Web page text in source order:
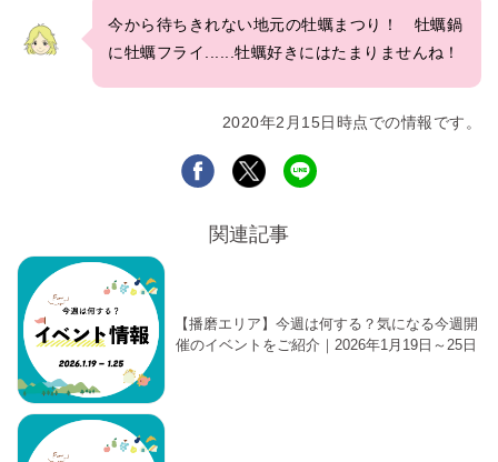
今から待ちきれない地元の牡蠣まつり！ 牡蠣鍋
に牡蠣フライ......牡蠣好きにはたまりませんね！
2020年2月15日時点での情報です。
関連記事
【播磨エリア】今週は何する？気になる今週開
催のイベントをご紹介｜2026年1月19日～25日